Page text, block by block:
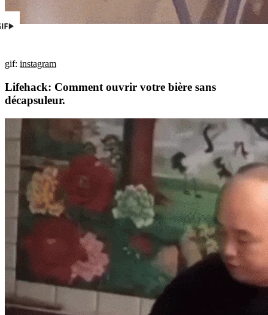
gif: instagram
Lifehack: Comment ouvrir votre bière sans
décapsuleur.